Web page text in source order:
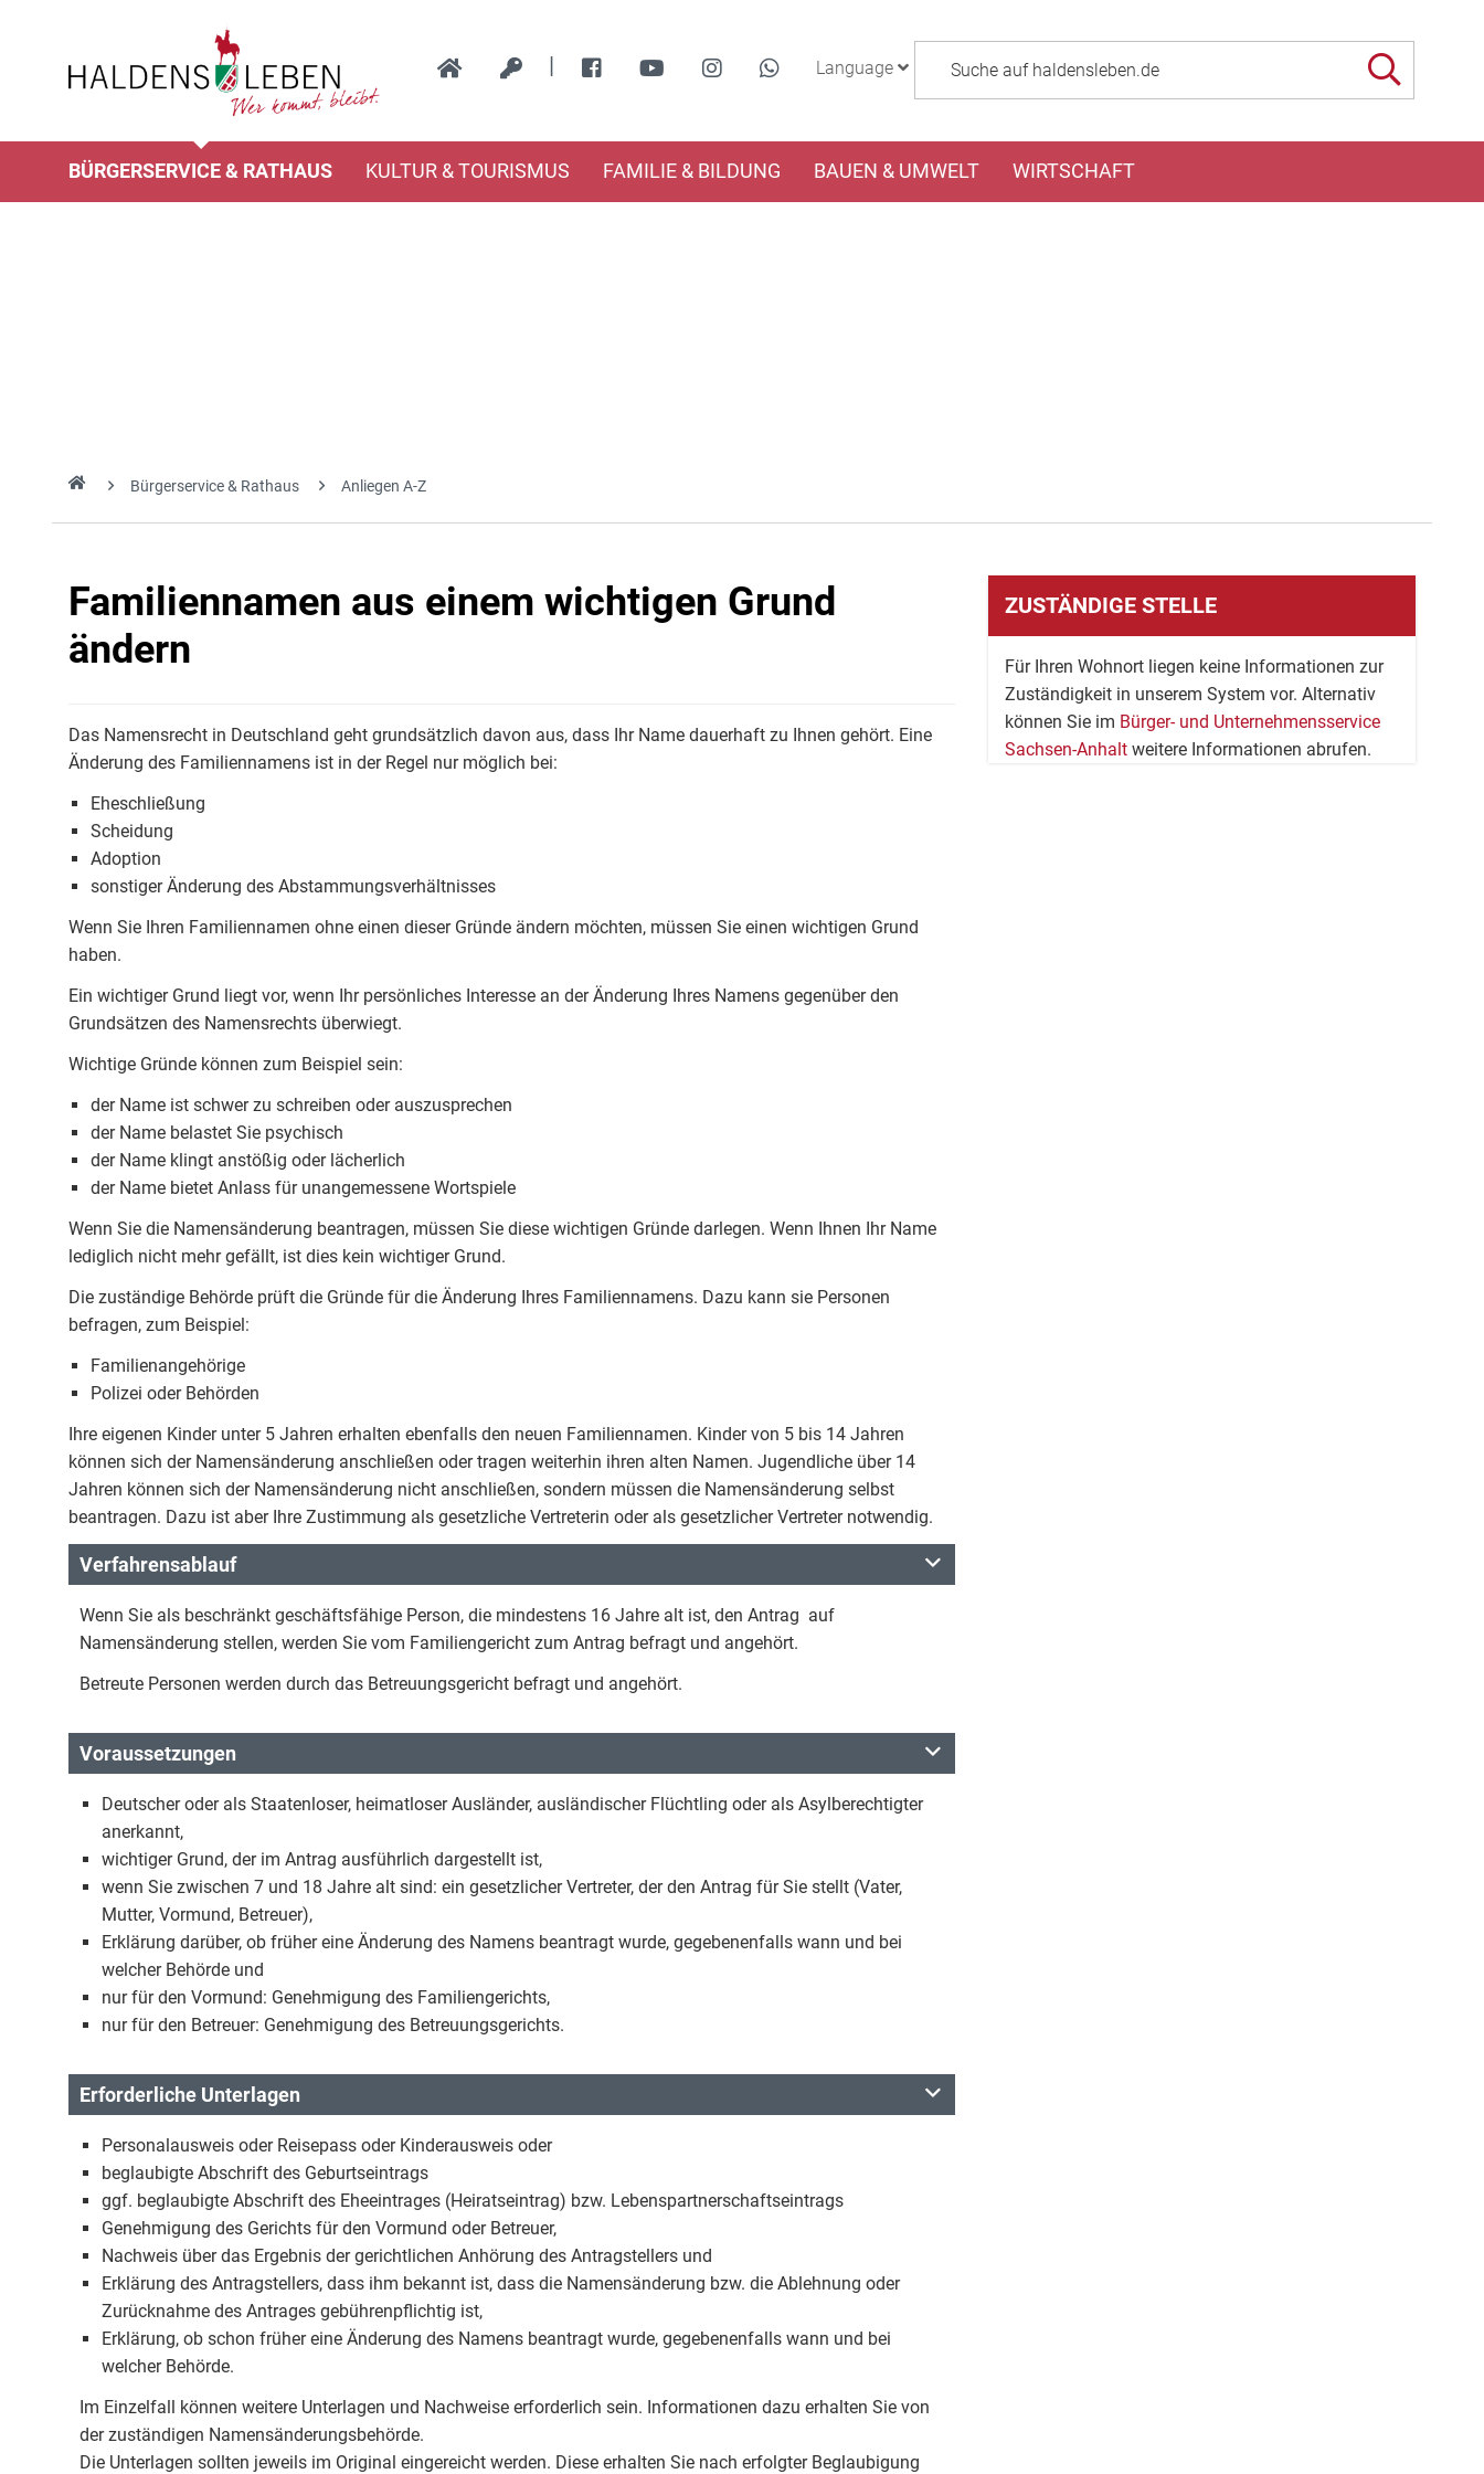
| Language
BÜRGERSERVICE & RATHAUS KULTUR & TOURISMUS FAMILIE & BILDUNG BAUEN & UMWELT WIRTSCHAFT
Bürgerservice & Rathaus Anliegen A-Z
Familiennamen aus einem wichtigen Grund
ändern
Das Namensrecht in Deutschland geht grundsätzlich davon aus, dass Ihr Name dauerhaft zu Ihnen gehört. Eine
Änderung des Familiennamens ist in der Regel nur möglich bei:
Eheschließung
Scheidung
Adoption
sonstiger Änderung des Abstammungsverhältnisses
Wenn Sie Ihren Familiennamen ohne einen dieser Gründe ändern möchten, müssen Sie einen wichtigen Grund
haben.
Ein wichtiger Grund liegt vor, wenn Ihr persönliches Interesse an der Änderung Ihres Namens gegenüber den
Grundsätzen des Namensrechts überwiegt.
Wichtige Gründe können zum Beispiel sein:
der Name ist schwer zu schreiben oder auszusprechen
der Name belastet Sie psychisch
der Name klingt anstößig oder lächerlich
der Name bietet Anlass für unangemessene Wortspiele
Wenn Sie die Namensänderung beantragen, müssen Sie diese wichtigen Gründe darlegen. Wenn Ihnen Ihr Name
lediglich nicht mehr gefällt, ist dies kein wichtiger Grund.
Die zuständige Behörde prüft die Gründe für die Änderung Ihres Familiennamens. Dazu kann sie Personen
befragen, zum Beispiel:
Familienangehörige
Polizei oder Behörden
Ihre eigenen Kinder unter 5 Jahren erhalten ebenfalls den neuen Familiennamen. Kinder von 5 bis 14 Jahren
können sich der Namensänderung anschließen oder tragen weiterhin ihren alten Namen. Jugendliche über 14
Jahren können sich der Namensänderung nicht anschließen, sondern müssen die Namensänderung selbst
beantragen. Dazu ist aber Ihre Zustimmung als gesetzliche Vertreterin oder als gesetzlicher Vertreter notwendig.
Verfahrensablauf
Wenn Sie als beschränkt geschäftsfähige Person, die mindestens 16 Jahre alt ist, den Antrag auf
Namensänderung stellen, werden Sie vom Familiengericht zum Antrag befragt und angehört.
Betreute Personen werden durch das Betreuungsgericht befragt und angehört.
Voraussetzungen
Deutscher oder als Staatenloser, heimatloser Ausländer, ausländischer Flüchtling oder als Asylberechtigter
anerkannt,
wichtiger Grund, der im Antrag ausführlich dargestellt ist,
wenn Sie zwischen 7 und 18 Jahre alt sind: ein gesetzlicher Vertreter, der den Antrag für Sie stellt (Vater,
Mutter, Vormund, Betreuer),
Erklärung darüber, ob früher eine Änderung des Namens beantragt wurde, gegebenenfalls wann und bei
welcher Behörde und
nur für den Vormund: Genehmigung des Familiengerichts,
nur für den Betreuer: Genehmigung des Betreuungsgerichts.
Erforderliche Unterlagen
Personalausweis oder Reisepass oder Kinderausweis oder
beglaubigte Abschrift des Geburtseintrags
ggf. beglaubigte Abschrift des Eheeintrages (Heiratseintrag) bzw. Lebenspartnerschaftseintrags
Genehmigung des Gerichts für den Vormund oder Betreuer,
Nachweis über das Ergebnis der gerichtlichen Anhörung des Antragstellers und
Erklärung des Antragstellers, dass ihm bekannt ist, dass die Namensänderung bzw. die Ablehnung oder
Zurücknahme des Antrages gebührenpflichtig ist,
Erklärung, ob schon früher eine Änderung des Namens beantragt wurde, gegebenenfalls wann und bei
welcher Behörde.
Im Einzelfall können weitere Unterlagen und Nachweise erforderlich sein. Informationen dazu erhalten Sie von
der zuständigen Namensänderungsbehörde.
Die Unterlagen sollten jeweils im Original eingereicht werden. Diese erhalten Sie nach erfolgter Beglaubigung
ZUSTÄNDIGE STELLE
Für Ihren Wohnort liegen keine Informationen zur
Zuständigkeit in unserem System vor. Alternativ
können Sie im Bürger- und Unternehmensservice
Sachsen-Anhalt weitere Informationen abrufen.